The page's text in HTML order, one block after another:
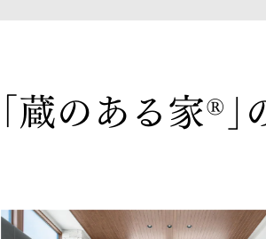
｢蔵のある家® ｣